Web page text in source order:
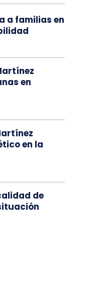
a familias en
en
en la
de